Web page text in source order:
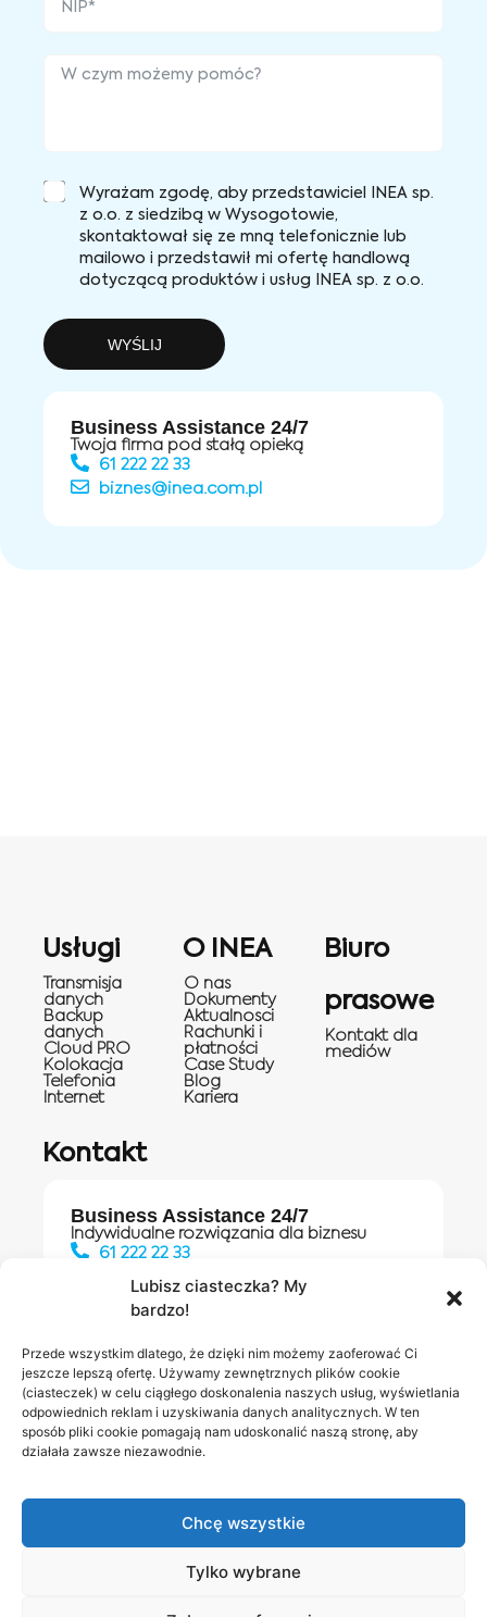
Lubisz ciasteczka? My
bardzo!
Przede wszystkim dlatego, że dzięki nim możemy zaoferować Ci
jeszcze lepszą ofertę. Używamy zewnętrznych plików cookie
(ciasteczek) w celu ciągłego doskonalenia naszych usług, wyświetlania
odpowiednich reklam i uzyskiwania danych analitycznych. W ten
sposób pliki cookie pomagają nam udoskonalić naszą stronę, aby
działała zawsze niezawodnie.
Chcę wszystkie
Tylko wybrane
Wyrażam zgodę, aby przedstawiciel INEA sp.
z o.o. z siedzibą w Wysogotowie,
skontaktował się ze mną telefonicznie lub
mailowo i przedstawił mi ofertę handlową
dotyczącą produktów i usług INEA sp. z o.o.
WYŚLIJ
Business Assistance 24/7
Twoja firma pod stałą opieką
61 222 22 33
biznes@inea.com.pl
Usługi
Transmisja
danych
Backup
danych
Cloud PRO
Kolokacja
Telefonia
Internet
O INEA
O nas
Dokumenty
Aktualnosci
Rachunki i
płatności
Case Study
Blog
Kariera
Biuro
prasowe
Kontakt dla
mediów
Kontakt
Business Assistance 24/7
Indywidualne rozwiązania dla biznesu
61 222 22 33
Salony INEA
Napisz do